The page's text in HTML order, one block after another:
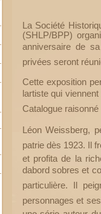
La Société
(SHLP/BPP)
anniversaire de
privées seront
Cette exposition
lartiste qui
Catalogue raisonné
Léon Weissberg,
patrie dès 1923. Il
et profita de la
dabord sobres et
particulière. Il
personnages et